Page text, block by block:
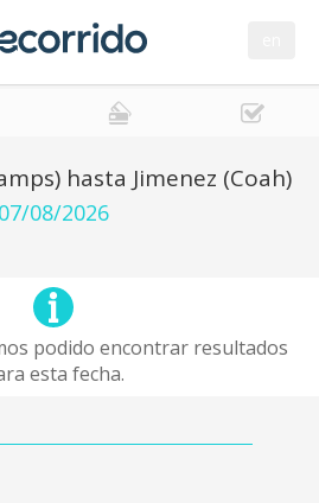
hasta Jimenez (Coah)
07/08/2026
podido encontrar resultados
esta fecha.